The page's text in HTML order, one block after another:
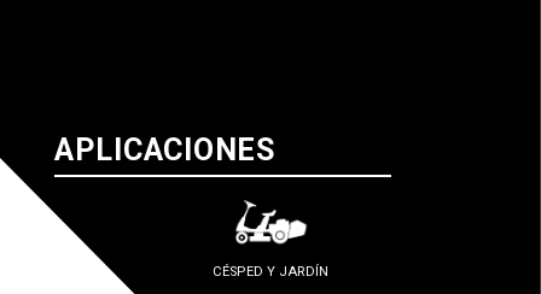
APLICACIONES
CÉSPED Y JARDÍN